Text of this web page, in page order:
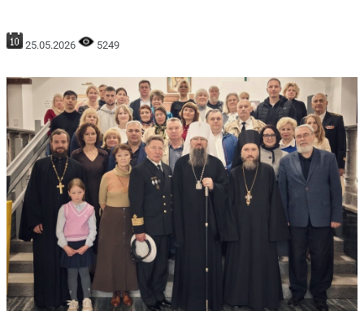
25.05.2026 5249